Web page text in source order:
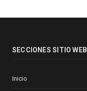
SECCIONES SITIO WEB
Inicio